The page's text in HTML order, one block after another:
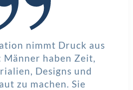
nimmt Druck aus
haben Zeit,
Designs und
zu machen. Sie